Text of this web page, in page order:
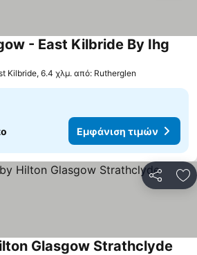
- East Kilbride By Ihg
Kilbride, 6.4 χλμ. από: Rutherglen
Εμφάνιση τιμών
Glasgow Strathclyde